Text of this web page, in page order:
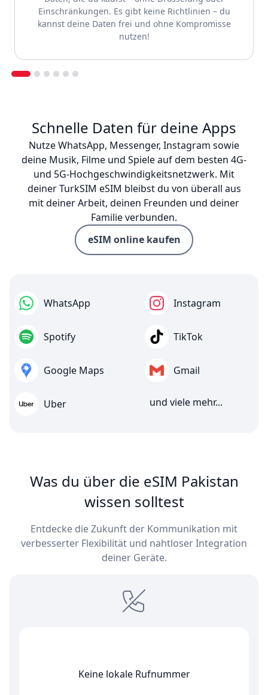
Einschränkungen. Es gibt keine Richtlinien – du
kannst deine Daten frei und ohne Kompromisse
nutzen!
Schnelle Daten für deine Apps
Nutze WhatsApp, Messenger, Instagram sowie
deine Musik, Filme und Spiele auf dem besten 4G-
und 5G-Hochgeschwindigkeitsnetzwerk. Mit
deiner TurkSIM eSIM bleibst du von überall aus
mit deiner Arbeit, deinen Freunden und deiner
Familie verbunden.
eSIM online kaufen
WhatsApp Instagram
Spotify TikTok
Google Maps Gmail
Uber und viele mehr...
Was du über die eSIM Pakistan
wissen solltest
Entdecke die Zukunft der Kommunikation mit
verbesserter Flexibilität und nahtloser Integration
deiner Geräte.
Keine lokale Rufnummer